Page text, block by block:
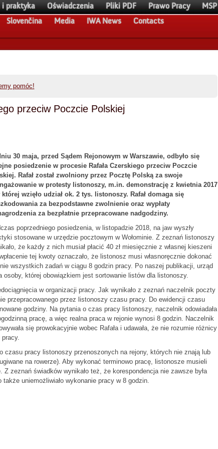
i praktyka Oświadczenia Pliki PDF Prawo Pracy
MSP
Slovenčina Media IWA News Contacts
pomóc!
przeciw Poczcie Polskiej
30 maja, przed Sądem Rejonowym w Warszawie, odbyło się
posiedzenie w procesie Rafała Czerskiego przeciw Poczcie
Rafał został zwolniony przez Pocztę Polską za swoje
w protesty listonoszy, m.in. demonstrację z kwietnia 2017
której wzięło udział ok. 2 tys. listonoszy. Rafał domaga się
za bezpodstawne zwolnienie oraz wypłaty
za bezpłatnie przepracowane nadgodziny.
poprzedniego posiedzenia, w listopadzie 2018, na jaw wyszły
stosowane w urzędzie pocztowym w Wołominie. Z zeznań listonoszy
że każdy z nich musiał płacić 40 zł miesięcznie z własnej kieszeni
tej kwoty oznaczało, że listonosz musi własnoręcznie dokonać
wszystkich zadań w ciągu 8 godzin pracy. Po naszej publikacji, urząd
osoby, której obowiązkiem jest sortowanie listów dla listonoszy.
w organizacji pracy. Jak wynikało z zeznań naczelnik poczty
przepracowanego przez listonoszy czasu pracy. Do ewidencji czasu
godziny. Na pytania o czas pracy listonoszy, naczelnik odowiadała
pracę, a więc realna praca w rejonie wynosi 8 godzin. Naczelnik
się prowokacyjnie wobec Rafała i udawała, że nie rozumie różnicy
czasu pracy listonoszy przenoszonych na rejony, których nie znają lub
na rowerze). Aby wykonać terminowo pracę, listonosze musieli
Z zeznań świadków wynikało też, że korespondencja nie zawsze była
uniemożliwiało wykonanie pracy w 8 godzin.